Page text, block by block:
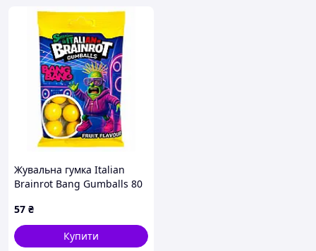
Жувальна гумка Italian
Brainrot Bang Gumballs 80
57 ₴
Купити